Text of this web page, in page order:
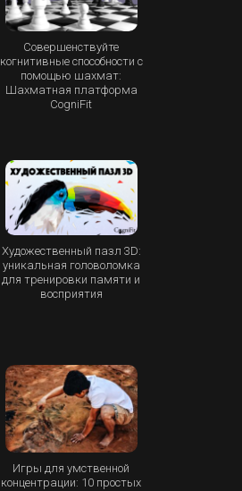
Совершенствуйте
когнитивные способности с
помощью шахмат:
Шахматная платформа
CogniFit
Художественный пазл 3D:
уникальная головоломка
для тренировки памяти и
восприятия
Игры для умственной
концентрации: 10 простых